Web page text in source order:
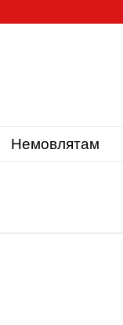
Немовлятам